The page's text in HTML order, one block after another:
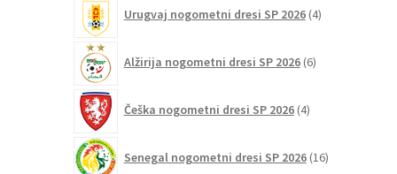
Urugvaj nogometni dresi SP 2026 4izdelki
Alžirija nogometni dresi SP 2026 6izdelkov
Češka nogometni dresi SP 2026 4izdelki
Senegal nogometni dresi SP 2026 16izdelkov